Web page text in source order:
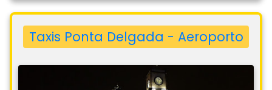
Taxis Ponta Delgada - Aeroporto